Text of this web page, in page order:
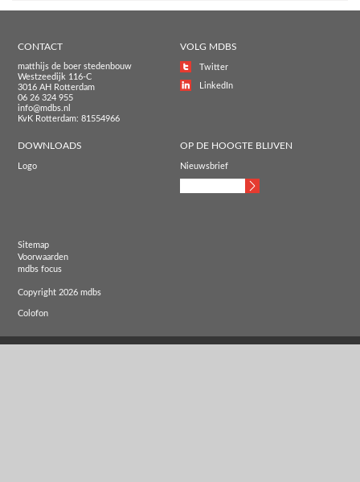
CONTACT
matthijs de boer stedenbouw
Westzeedijk 116-C
3016 AH Rotterdam
06 26 324 955
info@mdbs.nl
KvK Rotterdam: 81554966
VOLG MDBS
Twitter
LinkedIn
DOWNLOADS
Logo
OP DE HOOGTE BLIJVEN
Nieuwsbrief
Sitemap
Voorwaarden
mdbs focus
Copyright 2026 mdbs
Colofon